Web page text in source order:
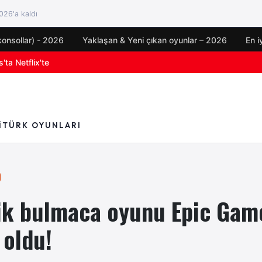
kaldı
- 2026 Yaklaşan & Yeni çıkan oyunlar – 2026 En
duyuruları
TÜRK OYUNLARI
bulmaca oyunu Epic